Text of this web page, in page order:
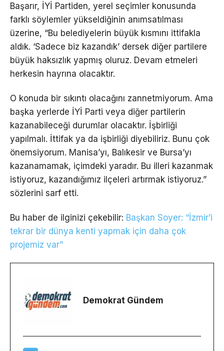
Başarır, İYİ Partiden, yerel seçimler konusunda
farklı söylemler yükseldiğinin anımsatılması
üzerine, “Bu belediyelerin büyük kısmını ittifakla
aldık. ‘Sadece biz kazandık’ dersek diğer partilere
büyük haksızlık yapmış oluruz. Devam etmeleri
herkesin hayrına olacaktır.
O konuda bir sıkıntı olacağını zannetmiyorum. Ama
başka yerlerde İYİ Parti veya diğer partilerin
kazanabileceği durumlar olacaktır. İşbirliği
yapılmalı. İttifak ya da işbirliği diyebiliriz. Bunu çok
önemsiyorum. Manisa’yı, Balıkesir ve Bursa’yı
kazanamamak, içimdeki yaradır. Bu illeri kazanmak
istiyoruz, kazandığımız ilçeleri artırmak istiyoruz.”
sözlerini sarf etti.
Bu haber de ilginizi çekebilir: Başkan Soyer: “İzmir’i
tekrar bir dünya kenti yapmak için daha çok
projemiz var”
Demokrat Gündem